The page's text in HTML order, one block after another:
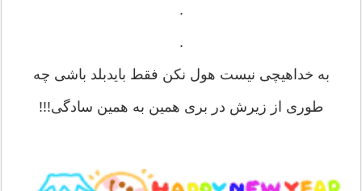
.
.
به خداهیچی نیست هول نکن فقط بایدبلد باشی چه
طوری از زیرش در بری همین به همین سادگی!!!